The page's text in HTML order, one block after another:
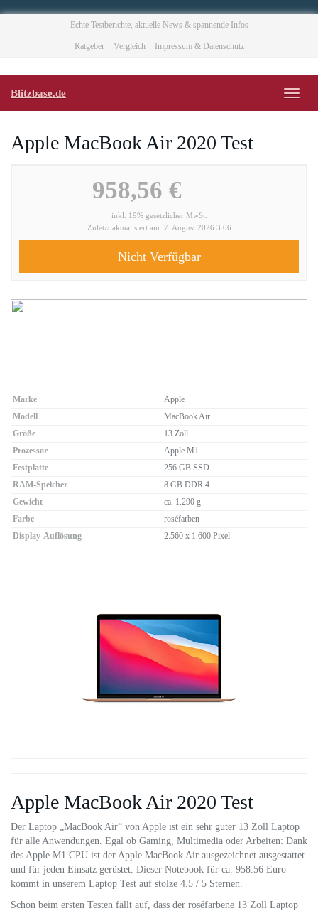
Echte Testberichte, aktuelle News & spannende Infos
Ratgeber Vergleich Impressum & Datenschutz
Toggle
Blitzbase.de
Apple MacBook Air 2020 Test
958,56 €
inkl. 19% gesetzlicher MwSt.
Zuletzt aktualisiert am: 7. August 2026 3:06
Nicht Verfügbar
Marke
Apple
Modell
MacBook Air
Größe
13 Zoll
Prozessor
Apple M1
Festplatte
256 GB SSD
RAM-Speicher
8 GB DDR 4
Gewicht
ca. 1.290 g
Farbe
roséfarben
Display-Auflösung
2.560 x 1.600 Pixel
Apple MacBook Air 2020 Test
Der Laptop „MacBook Air“ von Apple ist ein sehr guter 13 Zoll Laptop
für alle Anwendungen. Egal ob Gaming, Multimedia oder Arbeiten: Dank
des Apple M1 CPU ist der Apple MacBook Air ausgezeichnet ausgestattet
und für jeden Einsatz gerüstet. Dieser Notebook für ca. 958.56 Euro
kommt in unserem Laptop Test auf stolze 4.5 / 5 Sternen.
Schon beim ersten Testen fällt auf, dass der roséfarbene 13 Zoll Laptop